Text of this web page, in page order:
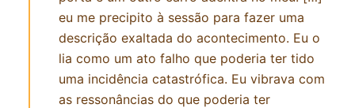
eu me precipito à sessão para fazer uma
descrição exaltada do acontecimento. Eu o
lia como um ato falho que poderia ter tido
uma incidência catastrófica. Eu vibrava com
as ressonâncias do que poderia ter